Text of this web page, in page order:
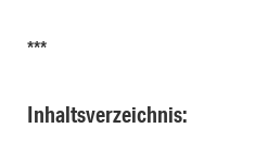
***
Inhaltsverzeichnis: